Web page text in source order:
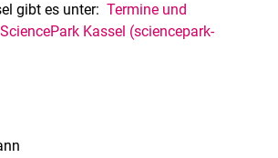
gibt es unter: Termine und
Kassel (sciencepark-